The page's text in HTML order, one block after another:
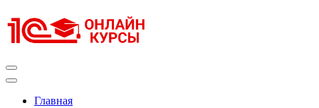
к
содержимому
Главная